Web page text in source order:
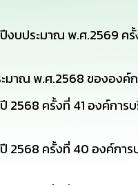
งบประมาณ พ.ศ.2569 ค
ะมาณ พ.ศ.2568 ขององค์
2568 ครั้งที่ 41 องค์กา
2568 ครั้งที่ 40 องค์กา